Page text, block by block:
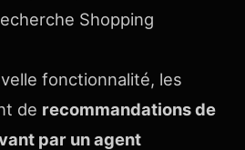
Shopping
fonctionnalité, les
de recommandations de
par un agent